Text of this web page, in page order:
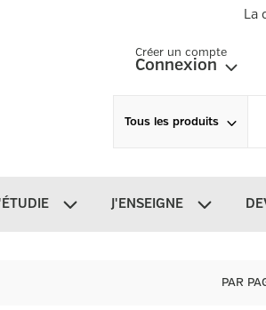
La
Créer un compte
Connexion
Tous les produits
J'ENSEIGNE
PAR